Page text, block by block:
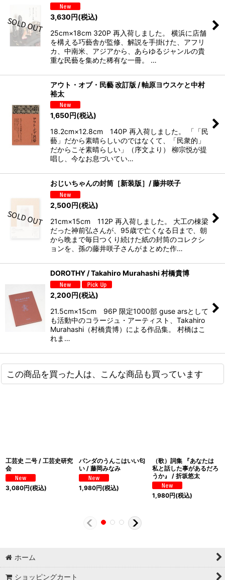
3,630円(税込)
25cm×18cm 320P 再入荷しました。 横浜に店舗
を構える巧藝舎が監修、解説を手掛けた、アフリ
カ、中南米、アジアから、あらゆるジャンルの貴
重な民藝を集めた稀有な一冊。 …
アウト・オブ・民藝 改訂版 / 軸原ヨウスケと中村
裕太
1,650円(税込)
18.2cm×12.8cm 140P 再入荷しました。 「「民
藝」だから素晴らしいのではなくて、「民衆的」
だからこそ素晴らしい」（序文より） 柳宗悦が提
唱し、今なお息づいてい…
おじいちゃんの封筒［新装版］/ 藤井咲子
2,500円(税込)
21cm×15cm 112P 再入荷しました。 大工の棟梁
だった神前弘さんが、95歳で亡くなる日まで、朝
から晩まで毎日つくり続けた紙の封筒のコレクシ
ョンを、孫の藤井咲子さんがまとめた作…
DOROTHY / Takahiro Murahashi 村橋貴博
2,200円(税込)
21.5cm×15cm 96P 限定1000部 guse arsとして
も活動中のコラージュ・アーティスト、Takahiro
Murahashi（村橋貴博）による作品集。 村橋はこ
れま…
この商品を買った人は、こんな商品も買っています
工芸史 二号 / 工芸史研究
会
3,080円(税込)
パンダのうんこはいい匂
い / 藤岡みなみ
1,980円(税込)
（歌）詞集 『あなたは
私と話した事があるだろ
うか』 / 折坂悠太
1,980円(税込)
ホーム
ショッピングカート